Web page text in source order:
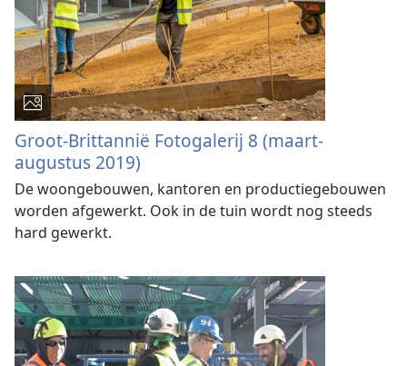
Groot-Brittannië Fotogalerij 8 (maart-
augustus 2019)
De woongebouwen, kantoren en productiegebouwen
worden afgewerkt. Ook in de tuin wordt nog steeds
hard gewerkt.